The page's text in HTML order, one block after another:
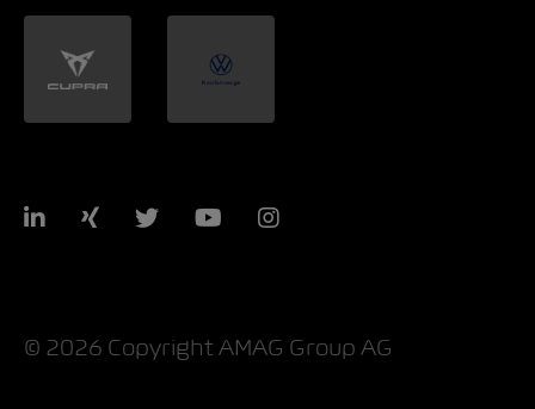
LinkedIn
Xing Twitter YouTubeInstagram
© 2026 Copyright AMAG Group AG